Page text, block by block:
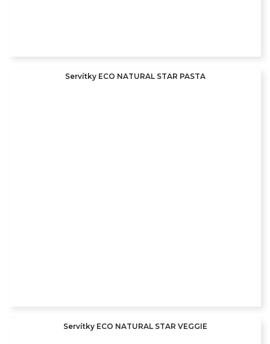
Servítky ECO NATURAL STAR PASTA
Servítky ECO NATURAL STAR VEGGIE